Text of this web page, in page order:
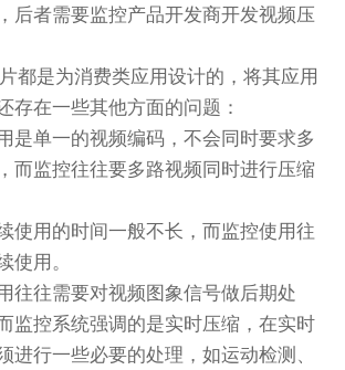
后者需要监控产品开发商开发视频压
都是为消费类应用设计的，将其应用
存在一些其他方面的问题：
单一的视频编码，不会同时要求多
而监控往往要多路视频同时进行压缩
使用的时间一般不长，而监控使用往
使用。
往往需要对视频图象信号做后期处
监控系统强调的是实时压缩，在实时
进行一些必要的处理，如运动检测、